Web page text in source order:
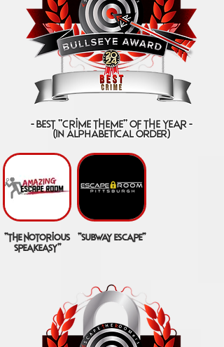
- best "crime theme" of the year -
(IN ALPHABETICAL ORDER)
"the notorious
speakeasy"
"subway escape"